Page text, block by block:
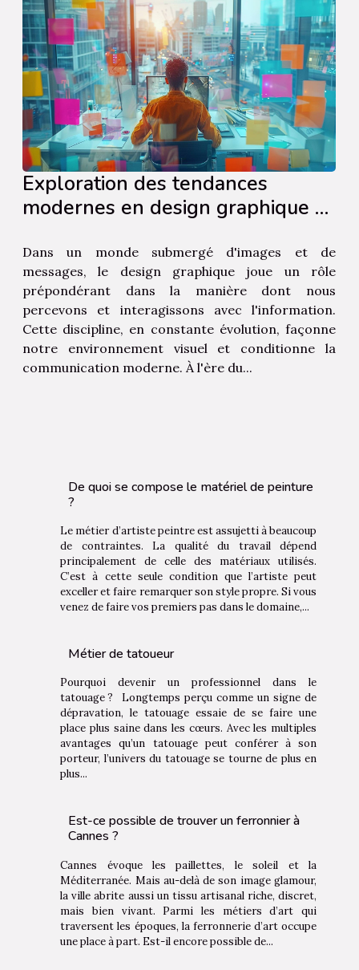
Exploration des tendances
modernes en design graphique et
visuelle
Dans un monde submergé d'images et de
messages, le design graphique joue un rôle
prépondérant dans la manière dont nous
percevons et interagissons avec l'information.
Cette discipline, en constante évolution, façonne
notre environnement visuel et conditionne la
communication moderne. À l'ère du...
De quoi se compose le matériel de peinture
?
Le métier d’artiste peintre est assujetti à beaucoup
de contraintes. La qualité du travail dépend
principalement de celle des matériaux utilisés.
C’est à cette seule condition que l’artiste peut
exceller et faire remarquer son style propre. Si vous
venez de faire vos premiers pas dans le domaine,...
Métier de tatoueur
Pourquoi devenir un professionnel dans le
tatouage ? Longtemps perçu comme un signe de
dépravation, le tatouage essaie de se faire une
place plus saine dans les cœurs. Avec les multiples
avantages qu’un tatouage peut conférer à son
porteur, l’univers du tatouage se tourne de plus en
plus...
Est-ce possible de trouver un ferronnier à
Cannes ?
Cannes évoque les paillettes, le soleil et la
Méditerranée. Mais au-delà de son image glamour,
la ville abrite aussi un tissu artisanal riche, discret,
mais bien vivant. Parmi les métiers d’art qui
traversent les époques, la ferronnerie d’art occupe
une place à part. Est-il encore possible de...